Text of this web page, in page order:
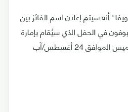
أنه سيتم إعلان اسم الفائز بين
في الحفل الذي سيُقام بإمارة
موناكو الفرنسية يوم الخميس الموافق 24 أغسطس/آب